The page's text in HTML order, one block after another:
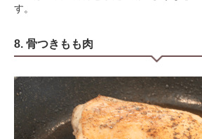
す。
8. 骨つきもも肉